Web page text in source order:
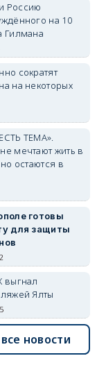
Россию
на 10
Гилмана
сократят
на некоторых
ТЕМА».
мечтают жить в
остаются в
готовы
для защиты
выгнал
Ялты
новости